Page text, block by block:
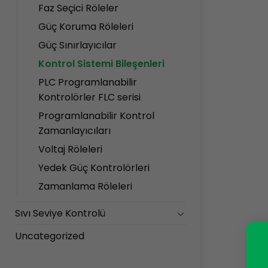
Faz Seçici Röleler
Güç Koruma Röleleri
Güç Sınırlayıcılar
Kontrol Sistemi Bileşenleri
PLC Programlanabilir
Kontrolörler FLC serisi
Programlanabilir Kontrol
Zamanlayıcıları
Voltaj Röleleri
Yedek Güç Kontrolörleri
Zamanlama Röleleri
Sıvı Seviye Kontrolü
Uncategorized